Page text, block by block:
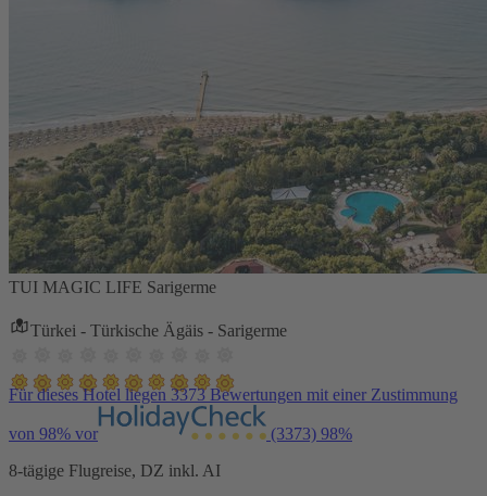
TUI MAGIC LIFE Sarigerme
Türkei - Türkische Ägäis - Sarigerme
Für dieses Hotel liegen 3373 Bewertungen mit einer Zustimmung
von 98% vor (3373) 98%
8-tägige Flugreise, DZ inkl. AI